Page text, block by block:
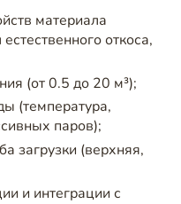
материала
откоса,
(от 0.5 до 20 м³);
(температура,
паров);
загрузки (верхняя,
и интеграции с